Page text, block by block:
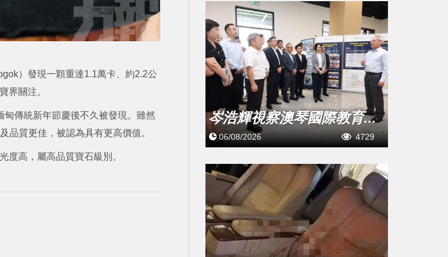
）發現一顆重達1.1萬卡、約2.2公
界關注。
傳統新年節慶後不久被發現。雖然
品質更佳，被認為具有更高價值。
度高，屬高品質寶石級別。
岑浩輝視察澳琴國際教育...
06/08/2026 4729